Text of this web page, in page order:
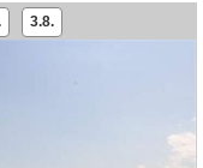
3.8.